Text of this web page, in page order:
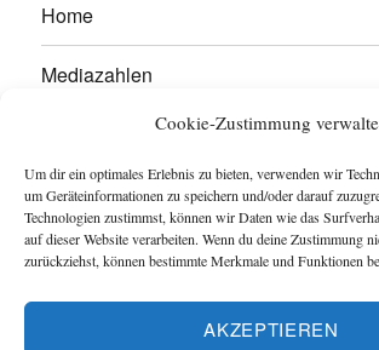
Cookie-Zustimmung
Um dir ein optimales Erlebnis zu bieten, verwenden wir
um Geräteinformationen zu speichern und/oder darauf
Technologien zustimmst, können wir Daten wie das
auf dieser Website verarbeiten. Wenn du deine Zustimmung
zurückziehst, können bestimmte Merkmale und Funktionen
AKZEPTIEREN
Home
Mediazahlen
Werben Sie hier!
Kontakt
Impressum